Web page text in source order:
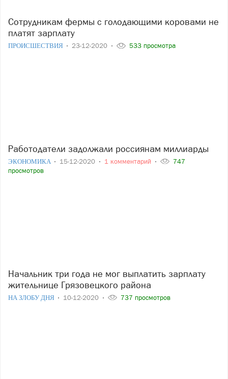
Сотрудникам фермы с голодающими коровами не
платят зарплату
ПРОИСШЕСТВИЯ 23-12-2020 533 просмотра
Работодатели задолжали россиянам миллиарды
ЭКОНОМИКА 15-12-2020 1 комментарий
747
просмотров
Начальник три года не мог выплатить зарплату
жительнице Грязовецкого района
НА ЗЛОБУ ДНЯ 10-12-2020 737 просмотров